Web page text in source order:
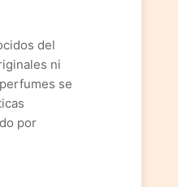
del
ni
se
por